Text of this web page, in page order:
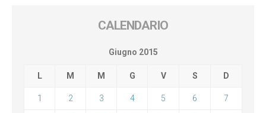
CALENDARIO
Giugno 2015
L M M G V S D
1 2 3 4 5 6 7